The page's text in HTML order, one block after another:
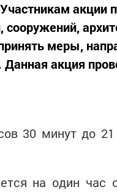
акции
сооружений,
меры,
Данная акция
30 минут до
на один час